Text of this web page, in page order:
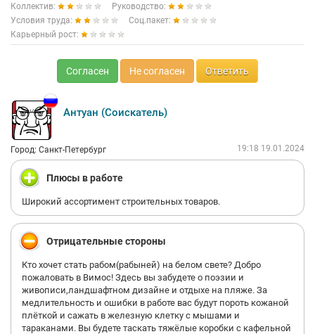
Коллектив:
Руководство:
Условия труда:
Соц.пакет:
Карьерный рост:
Согласен Не согласен Ответить
Антуан (Соискатель)
Город: Санкт-Петербург 19:18 19.01.2024
Плюсы в работе
Широкий ассортимент строительных товаров.
Отрицательные стороны
Кто хочет стать рабом(рабыней) на белом свете? Добро
пожаловать в Вимос! Здесь вы забудете о поэзии и
живописи,ландшафтном дизайне и отдыхе на пляже. За
медлительность и ошибки в работе вас будут пороть кожаной
плёткой и сажать в железную клетку с мышами и
тараканами. Вы будете таскать тяжёлые коробки с кафельной